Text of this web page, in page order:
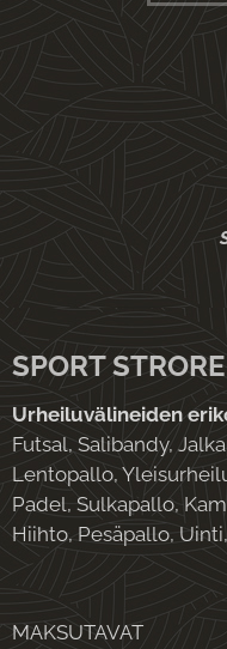
SPORT
Urheiluvälineiden
Futsal, Salibandy,
Lentopallo,
Padel, Sulkapallo,
Hiihto, Pesäpallo,
MAKSUTAVAT